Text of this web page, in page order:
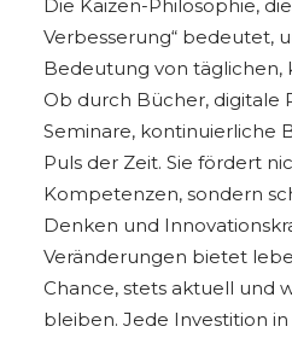
Die Kaizen-Philosophie,
Verbesserung“ bedeutet,
Bedeutung von täglichen,
Ob durch Bücher, digitale
Seminare, kontinuierliche
Puls der Zeit. Sie fördert
Kompetenzen, sondern
Denken und
Veränderungen bietet
Chance, stets aktuell und
bleiben. Jede Investition